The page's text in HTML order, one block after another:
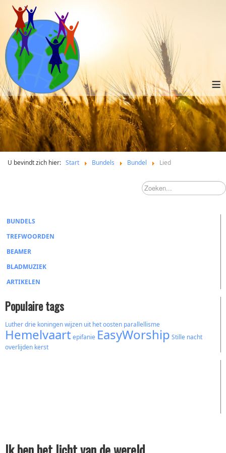
≡
U bevindt zich hier: Start Bundels Bundel Lied
BUNDELS
TREFWOORDEN
BEAMER
BLADMUZIEK
ARTIKELEN
Populaire tags
Lutherdrie koningenwijzen uit het oosten parallellisme
Hemelvaartepifanie EasyWorship Stille nacht
overlijden kerst